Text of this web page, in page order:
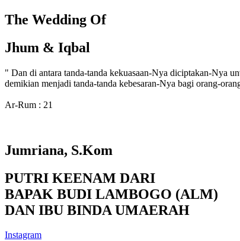
The Wedding Of
Jhum & Iqbal
" Dan di antara tanda-tanda kekuasaan-Nya diciptakan-Nya
demikian menjadi tanda-tanda kebesaran-Nya bagi orang-
Ar-Rum : 21
Jumriana, S.Kom
PUTRI KEENAM DARI
BAPAK BUDI LAMBOGO (ALM)
DAN IBU BINDA UMAERAH
Instagram